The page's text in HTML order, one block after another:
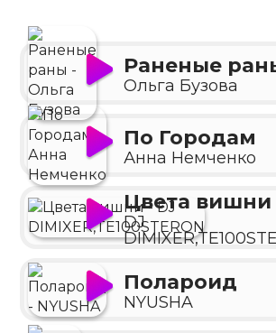
Раненые
Ольга Бузова
По Городам
Анна Немченко
Цвета вишни
DJ
Полароид
NYUSHA